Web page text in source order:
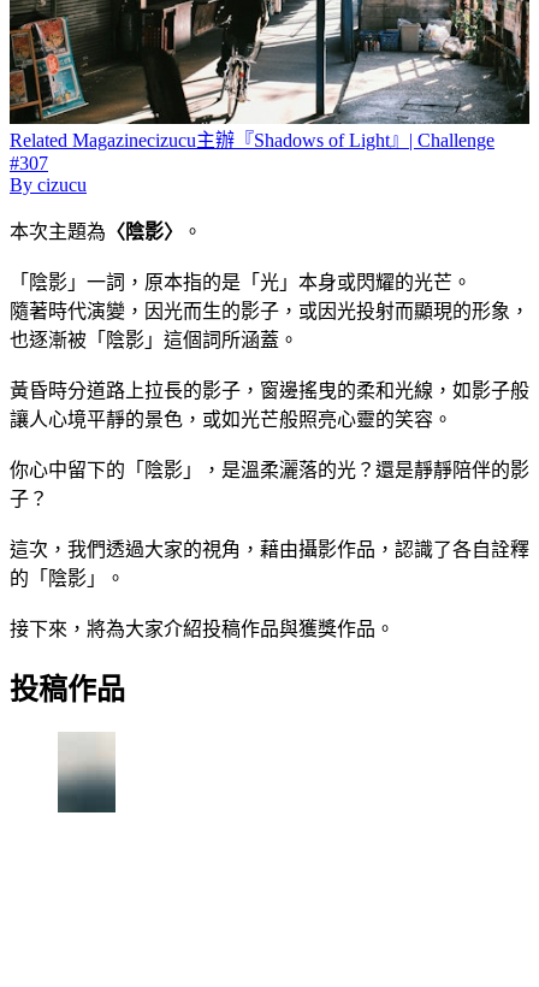
Related Magazinecizucu主辦『Shadows of Light』| Challenge
#307
By cizucu
本次主題為 〈陰影〉 。
「陰影」一詞，原本指的是「光」本身或閃耀的光芒。
隨著時代演變，因光而生的影子，或因光投射而顯現的形象，
也逐漸被「陰影」這個詞所涵蓋。
黃昏時分道路上拉長的影子，窗邊搖曳的柔和光線，如影子般
讓人心境平靜的景色，或如光芒般照亮心靈的笑容。
你心中留下的「陰影」，是溫柔灑落的光？還是靜靜陪伴的影
子？
這次，我們透過大家的視角，藉由攝影作品，認識了各自詮釋
的「陰影」。
接下來，將為大家介紹投稿作品與獲獎作品。
投稿作品